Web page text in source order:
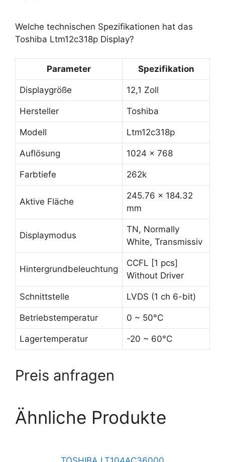
Welche technischen Spezifikationen hat das
Toshiba Ltm12c318p Display?
Parameter Spezifikation
Displaygröße 12,1 Zoll
Hersteller Toshiba
Modell Ltm12c318p
Auflösung 1024 x 768
Farbtiefe 262k
Aktive Fläche
245.76 x 184.32
mm
Displaymodus
TN, Normally
White, Transmissiv
Hintergrundbeleuchtung
CCFL [1 pcs]
Without Driver
Schnittstelle LVDS (1 ch 6-bit)
Betriebstemperatur 0 ~ 50°C
Lagertemperatur -20 ~ 60°C
Preis anfragen
Ähnliche Produkte